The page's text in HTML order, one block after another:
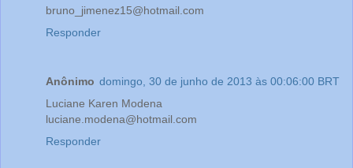
bruno_jimenez15@hotmail.com
Responder
Anônimo domingo, 30 de junho de 2013 às 00:06:00 BRT
Luciane Karen Modena
luciane.modena@hotmail.com
Responder